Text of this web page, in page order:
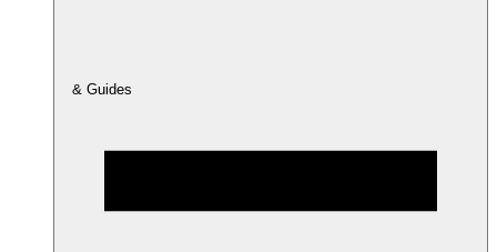
& Guides